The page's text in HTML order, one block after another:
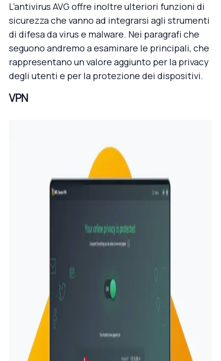
L’antivirus AVG offre inoltre ulteriori funzioni di
sicurezza che vanno ad integrarsi agli strumenti
di difesa da virus e malware. Nei paragrafi che
seguono andremo a esaminare le principali, che
rappresentano un valore aggiunto per la privacy
degli utenti e per la protezione dei dispositivi.
VPN